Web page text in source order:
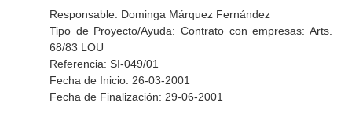
Responsable: Dominga Márquez Fernández
Tipo de Proyecto/Ayuda: Contrato con empresas: Arts.
68/83 LOU
Referencia: SI-049/01
Fecha de Inicio: 26-03-2001
Fecha de Finalización: 29-06-2001